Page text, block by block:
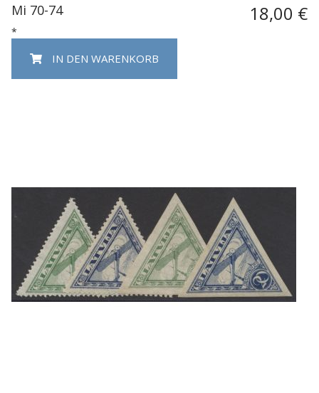
Mi 70-74 18,00 €
*
IN DEN WARENKORB